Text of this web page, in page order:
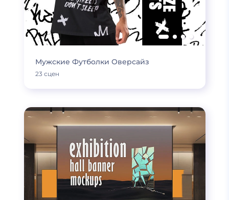
Мужские Футболки Оверсайз
23 сцен